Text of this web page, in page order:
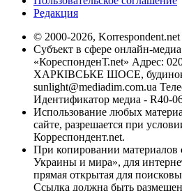
Редакция
© 2000-2026, Korrespondent.net
Субъект в сфере онлайн-
«КореспонденТ.net» Адрес:
ХАРКІВСЬКЕ ШОСЕ, будинок
sunlight@mediadim.com.ua
Идентификатор медиа - R40-
Использование любых
сайте, разрешается при
Корреспондент.net.
При копировании материалов
Украины и мира», для
прямая открытая для
Ссылка должна быть